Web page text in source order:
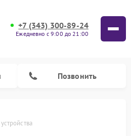
+7 (343) 300-89-24
Ежедневно с 9:00 до 21:00
Позвонить